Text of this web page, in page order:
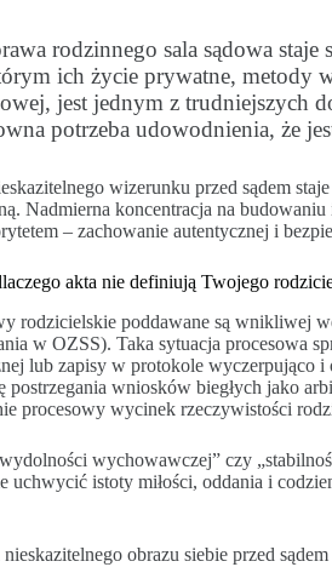
rodzinnego sala sądowa
ich życie prywatne, metody
jest jednym z trudniejszych
potrzeba udowodnienia, że
wizerunku przed sądem
Nadmierna koncentracja na
– zachowanie autentycznej i
akta nie definiują Twojego
rodzicielskie poddawane są wnikliwej
w OZSS). Taka sytuacja procesowa
lub zapisy w protokole wyczerpująco
postrzegania wniosków biegłych jako
procesowy wycinek rzeczywistości
wychowawczej” czy
uchwycić istoty miłości, oddania i
obrazu siebie przed